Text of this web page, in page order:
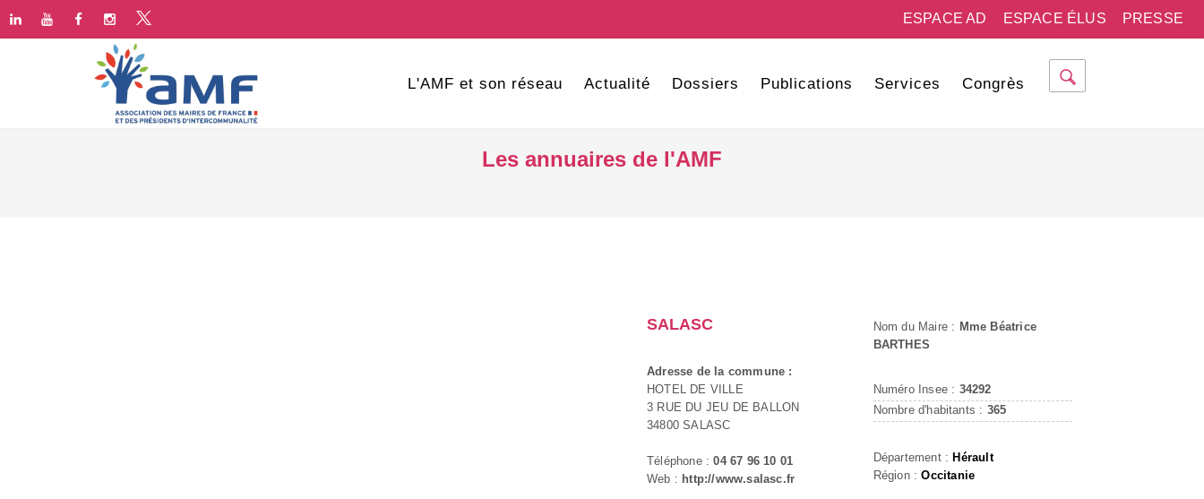
PRESSE
ESPACE ÉLUS
ESPACE AD
L'AMF et son réseau Actualité Dossiers Publications Services Congrès
Les annuaires de l'AMF
SALASC
Adresse de la commune :
HOTEL DE VILLE
3 RUE DU JEU DE BALLON
34800 SALASC
Téléphone :04 67 96 10 01
Web : http://www.salasc.fr
Nom du Maire : Mme Béatrice
BARTHES
Numéro Insee : 34292
Nombre d'habitants : 365
Département : Hérault
Région :Occitanie